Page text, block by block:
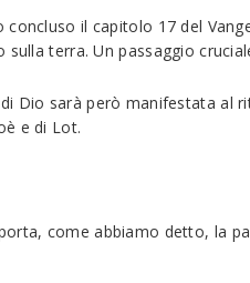
concluso il capitolo 17 del
sulla terra. Un passaggio
Dio sarà però manifestata
e di Lot.
come abbiamo detto, la